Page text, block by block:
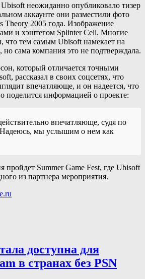
Ubisoft неожиданно опубликовало тизер
аккаунте они разместили фото
Theory 2005 года. Изображение
и хэштегом Splinter Cell. Многие
что тем самым Ubisoft намекает на
но сама компания это не подтверждала.
который отличается точными
рассказал в своих соцсетях, что
впечатляюще, и он надеется, что
поделится информацией о проекте:
впечатляюще, судя по
Надеюсь, мы услышим о нем как
Summer Game Fest, где Ubisoft
из партнера мероприятия.
доступна для
в странах без PSN